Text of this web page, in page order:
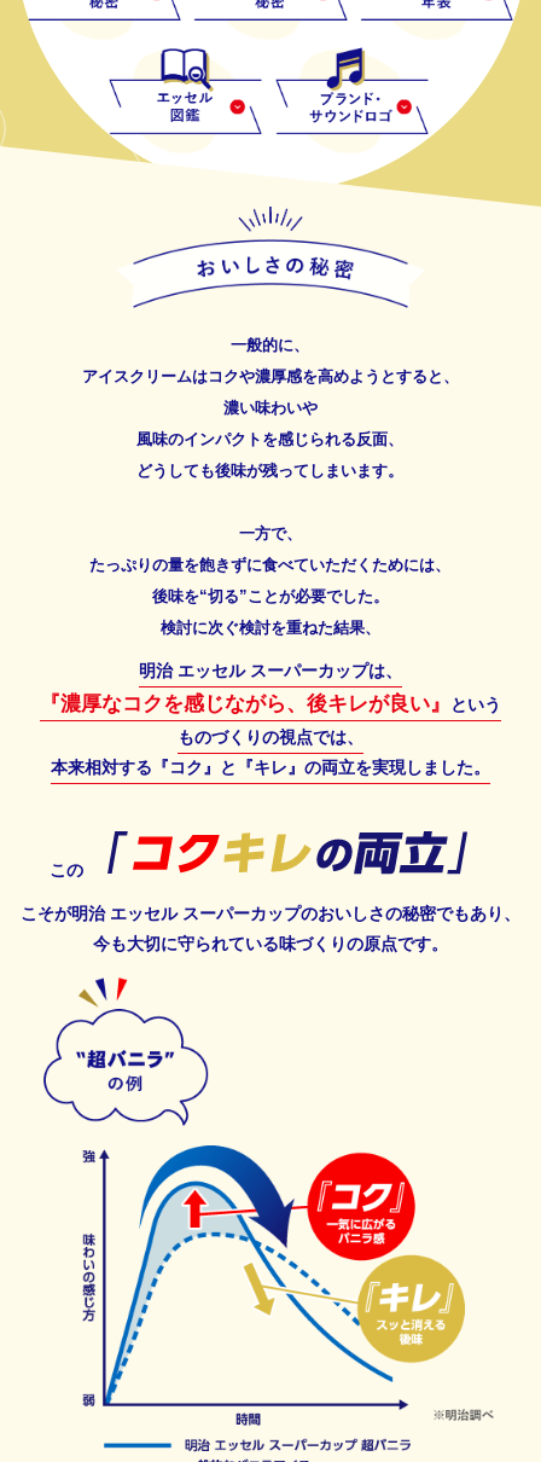
一般的に、
アイスクリームはコクや濃厚感を高めようとすると、
濃い味わいや
風味のインパクトを感じられる反面、
どうしても後味が残ってしまいます。
一方で、
たっぷりの量を飽きずに食べていただくためには、
後味を“切る”ことが必要でした。
検討に次ぐ検討を重ねた結果、
明治 エッセル スーパーカップは、
『濃厚なコクを感じながら、後キレが良い』
という
ものづくりの視点では、
本来相対する『コク』と『キレ』の両立を実現しました。
この
こそが明治 エッセル スーパーカップのおいしさの秘密でもあり、
今も大切に守られている味づくりの原点です。